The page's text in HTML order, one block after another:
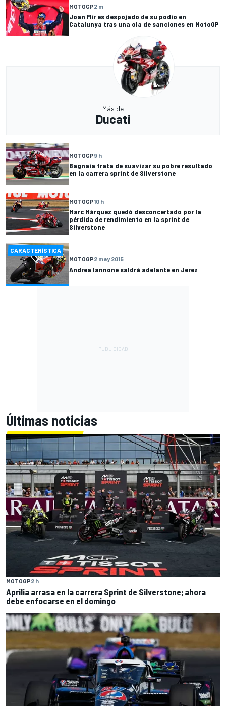
MOTOGP2 m
Joan Mir es despojado de su podio en
Catalunya tras una ola de sanciones en MotoGP
Más de
Ducati
MOTOGP9 h
Bagnaia trata de suavizar su pobre resultado
en la carrera sprint de Silverstone
MOTOGP10 h
Marc Márquez quedó desconcertado por la
pérdida de rendimiento en la sprint de
Silverstone
CARACTERÍSTICA
MOTOGP2 may 2015
Andrea Iannone saldrá adelante en Jerez
Últimas noticias
MOTOGP2 h
Aprilia arrasa en la carrera Sprint de Silverstone; ahora
debe enfocarse en el domingo